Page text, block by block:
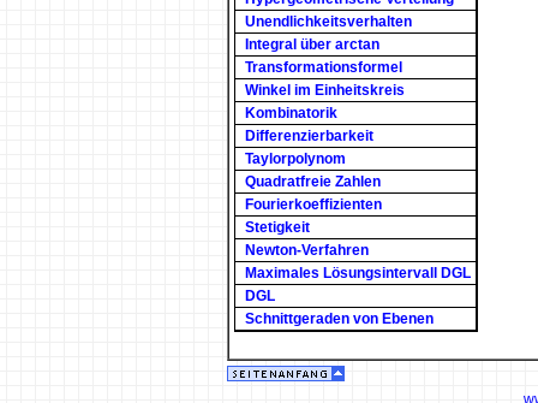
Unendlichkeitsverhalten
Integral über arctan
Transformationsformel
Winkel im Einheitskreis
Kombinatorik
Differenzierbarkeit
Taylorpolynom
Quadratfreie Zahlen
Fourierkoeffizienten
Stetigkeit
Newton-Verfahren
Maximales Lösungsintervall DGL
DGL
Schnittgeraden von Ebenen